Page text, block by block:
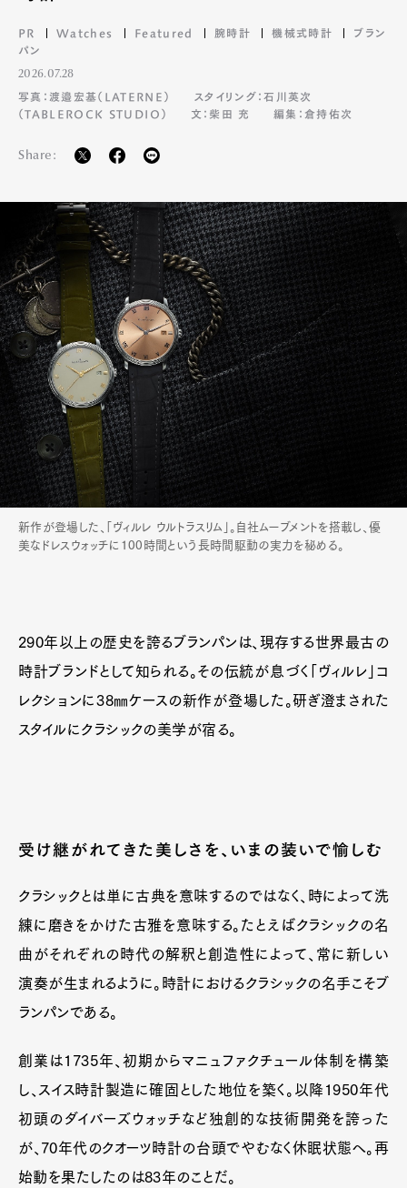
Contact
Pen international
PR Watches Featured 腕時計 機械式時計
ブラン
パン
2026.07.28
写真：渡邉宏基（LATERNE）
スタイリング：石川英次
（TABLEROCK STUDIO）
文：柴田 充 編集：倉持佑次
Share:
新作が登場した、「ヴィルレ ウルトラスリム」。自社ムーブメントを搭載し、優
美なドレスウォッチに100時間という長時間駆動の実力を秘める。
290年以上の歴史を誇るブランパンは、現存する世界最古の
時計ブランドとして知られる。その伝統が息づく「ヴィルレ」コ
レクションに38㎜ケースの新作が登場した。研ぎ澄まされた
スタイルにクラシックの美学が宿る。
受け継がれてきた美しさを、いまの装いで愉しむ
クラシックとは単に古典を意味するのではなく、時によって洗
練に磨きをかけた古雅を意味する。たとえばクラシックの名
曲がそれぞれの時代の解釈と創造性によって、常に新しい
演奏が生まれるように。時計におけるクラシックの名手こそブ
ランパンである。
創業は1735年、初期からマニュファクチュール体制を構築
し、スイス時計製造に確固とした地位を築く。以降1950年代
初頭のダイバーズウォッチなど独創的な技術開発を誇った
が、70年代のクオーツ時計の台頭でやむなく休眠状態へ。再
始動を果たしたのは83年のことだ。